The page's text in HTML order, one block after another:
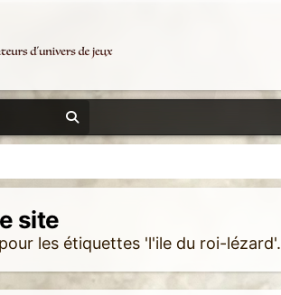
site
les étiquettes 'l'ile du roi-lézard'.